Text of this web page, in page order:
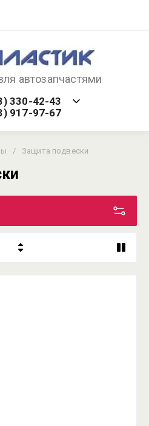
автозапчастями
330-42-43
917-97-67
/ Защита подвески